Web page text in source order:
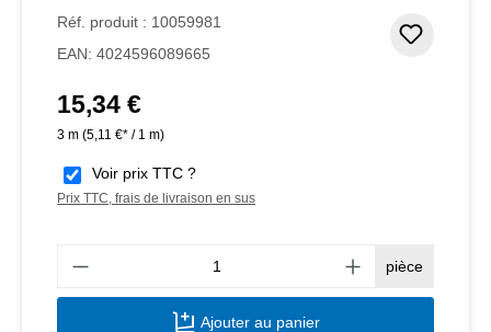
Réf. produit : 10059981
EAN: 4024596089665
Prix régulier :
15,34 €
3 m (5,11 €* / 1 m)
Voir prix TTC ?
Prix TTC, frais de livraison en sus
pièce
Ajouter au panier